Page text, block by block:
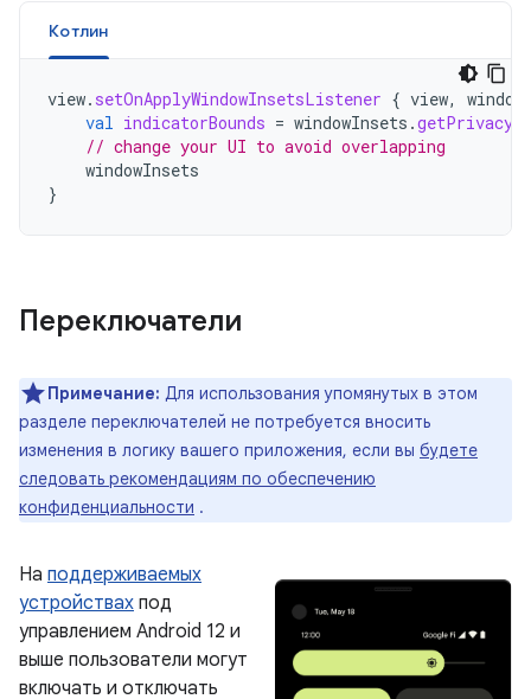
Котлин
view. setOnApplyWindowInsetsListener { view,
val indicatorBounds = windowInsets .
// change your UI to avoid overlapping
windowInsets
}
Переключатели
Примечание: Для использования упомянутых в этом
разделе переключателей не потребуется вносить
изменения в логику вашего приложения, если вы будете
следовать рекомендациям по обеспечению
конфиденциальности .
На поддерживаемых
устройствах под
управлением Android 12 и
выше пользователи могут
включать и отключать